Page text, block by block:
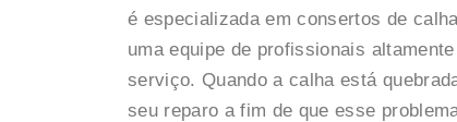
é especializada em consertos de
uma equipe de profissionais
serviço. Quando a calha está
seu reparo a fim de que esse